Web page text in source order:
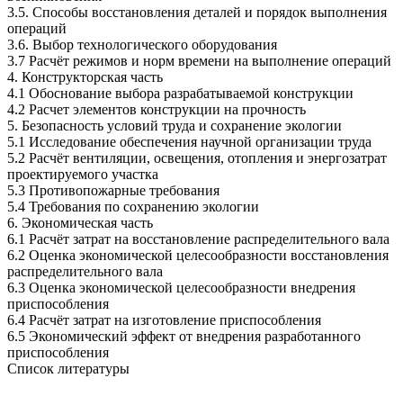
3.5. Способы восстановления деталей и порядок выполнения
операций
3.6. Выбор технологического оборудования
3.7 Расчёт режимов и норм времени на выполнение операций
4. Конструкторская часть
4.1 Обоснование выбора разрабатываемой конструкции
4.2 Расчет элементов конструкции на прочность
5. Безопасность условий труда и сохранение экологии
5.1 Исследование обеспечения научной организации труда
5.2 Расчёт вентиляции, освещения, отопления и энергозатрат
проектируемого участка
5.3 Противопожарные требования
5.4 Требования по сохранению экологии
6. Экономическая часть
6.1 Расчёт затрат на восстановление распределительного вала
6.2 Оценка экономической целесообразности восстановления
распределительного вала
6.3 Оценка экономической целесообразности внедрения
приспособления
6.4 Расчёт затрат на изготовление приспособления
6.5 Экономический эффект от внедрения разработанного
приспособления
Список литературы